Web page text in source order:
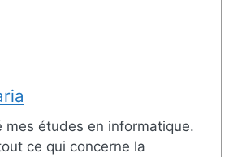
mes études en informatique.
ce qui concerne la